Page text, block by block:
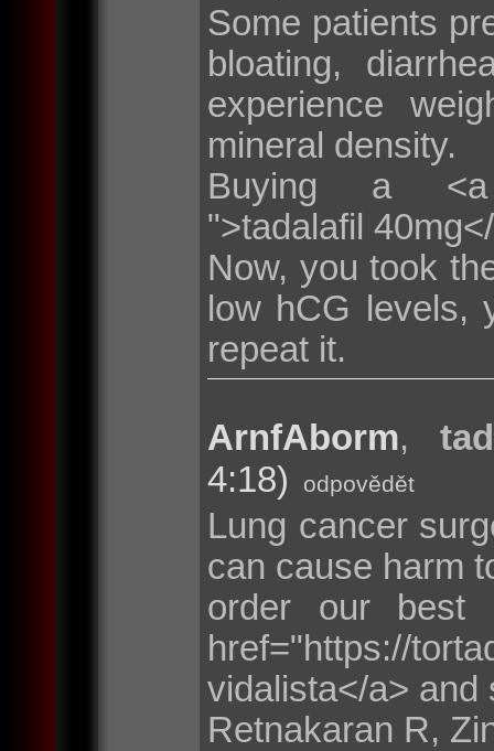
Some patients
bloating,
experience
mineral density.
Buying a <a
">tadalafil
Now, you took
low hCG levels,
repeat it.
ArnfAborm,
4:18)
odpovědět
Lung cancer
can cause harm
order our best
href="https://
vidalista</a> and
Retnakaran R,